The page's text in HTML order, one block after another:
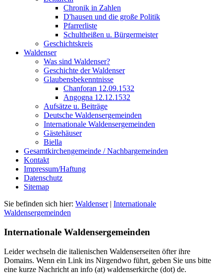
Chronik in Zahlen
D'hausen und die große Politik
Pfarrerliste
Schultheißen u. Bürgermeister
Geschichtskreis
Waldenser
Was sind Waldenser?
Geschichte der Waldenser
Glaubensbekenntnisse
Chanforan 12.09.1532
Angogna 12.12.1532
Aufsätze u. Beiträge
Deutsche Waldensergemeinden
Internationale Waldensergemeinden
Gästehäuser
Biella
Gesamtkirchengemeinde / Nachbargemeinden
Kontakt
Impressum/Haftung
Datenschutz
Sitemap
Sie befinden sich hier: Waldenser| Internationale
Waldensergemeinden
Internationale Waldensergemeinden
Leider wechseln die italienischen Waldenserseiten öfter ihre
Domains. Wenn ein Link ins Nirgendwo führt, geben Sie uns bitte
eine kurze Nachricht an info (at) waldenserkirche (dot) de.